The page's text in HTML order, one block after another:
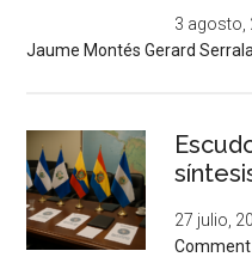
3 agosto,
Jaume Montés Gerard
27 julio,
Comment